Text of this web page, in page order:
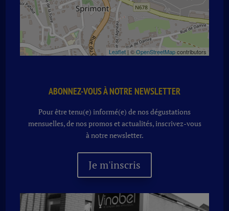
Leaflet| ©OpenStreetMapcontributors
ABONNEZ-VOUS À NOTRE NEWSLETTER
Pour être tenu(e) informé(e) de nos dégustations
mensuelles, de nos promos et actualités, inscrivez-vous
à notre newsletter.
Je m'inscris